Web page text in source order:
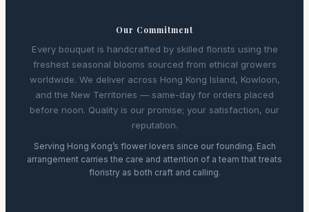
Our Commitment
Every bouquet is handcrafted by skilled florists using the
freshest seasonal blooms sourced from ethical growers
worldwide. We deliver across Hong Kong Island, Kowloon,
and the New Territories — same-day for orders placed
before noon. Quality is our promise; your satisfaction, our
reputation.
Serving Hong Kong’s flower lovers since our founding. Each
arrangement carries the care and attention of a team that treats
floristry as both craft and calling.